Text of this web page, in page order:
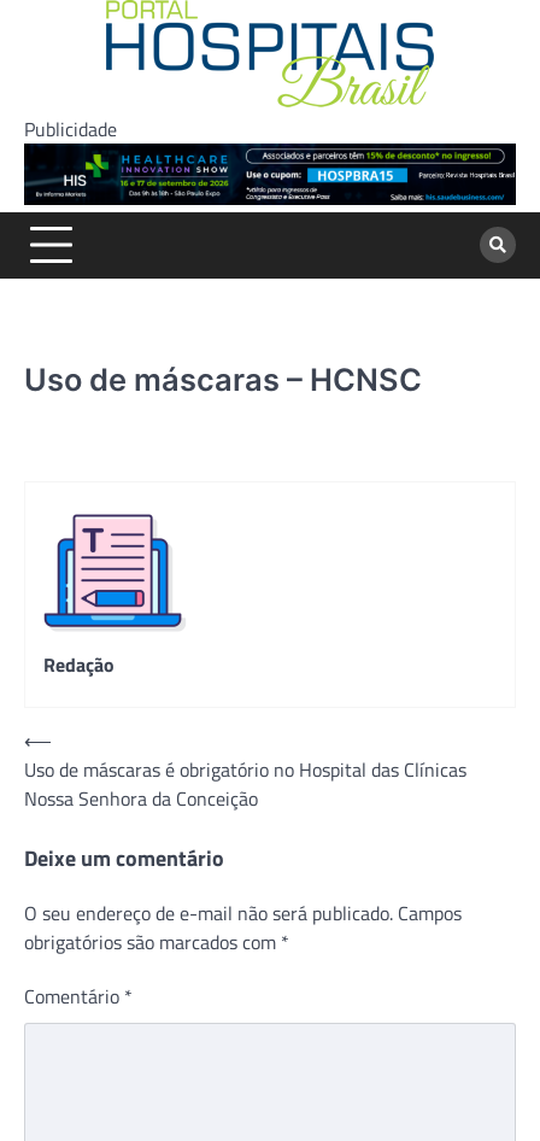
Publicidade
Uso de máscaras – HCNSC
Redação
Navegação
de
Post
⟵
Uso de máscaras é obrigatório no Hospital das Clínicas
Nossa Senhora da Conceição
Deixe um comentário
O seu endereço de e-mail não será publicado. Campos
obrigatórios são marcados com *
Comentário *